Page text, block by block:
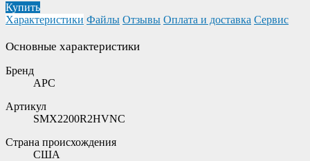
Купить
Характеристики Файлы Отзывы Оплата и доставка Сервис
Основные характеристики
Бренд
APC
Артикул
SMX2200R2HVNC
Страна происхождения
США